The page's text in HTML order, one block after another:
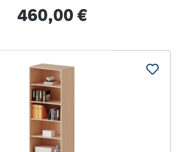
Regulärer Preis:
460,00 €